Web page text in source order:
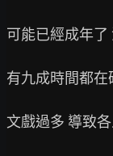
可能已經成年
有九成時間都在
文戲過多 導致